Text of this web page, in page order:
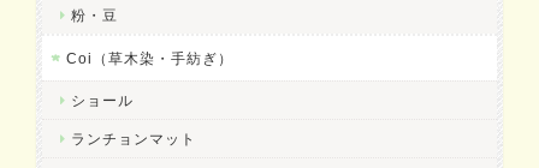
粉・豆
Coi（草木染・手紡ぎ）
ショール
ランチョンマット